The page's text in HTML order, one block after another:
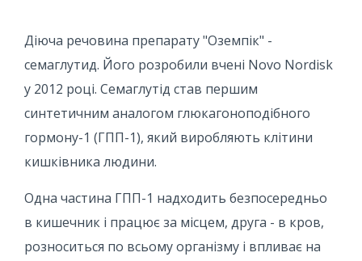
Діюча речовина препарату "Оземпік" -
семаглутид. Його розробили вчені Novo Nordisk
у 2012 році. Семаглутід став першим
синтетичним аналогом глюкагоноподібного
гормону-1 (ГПП-1), який виробляють клітини
кишківника людини.
Одна частина ГПП-1 надходить безпосередньо
в кишечник і працює за місцем, друга - в кров,
розноситься по всьому організму і впливає на